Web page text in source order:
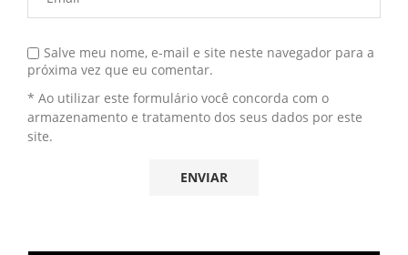
Salve meu nome, e-mail e site neste navegador para a
próxima vez que eu comentar.
* Ao utilizar este formulário você concorda com o
armazenamento e tratamento dos seus dados por este
site.